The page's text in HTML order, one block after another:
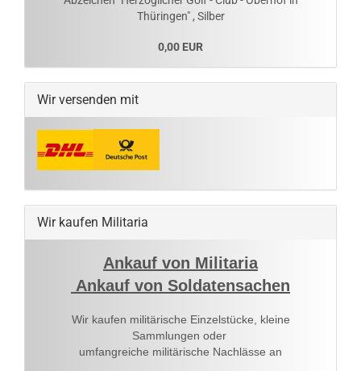
Thüringen" , Silber
0,00 EUR
Wir versenden mit
Wir kaufen Militaria
Ankauf von Militaria
Ankauf von Soldatensachen
Wir kaufen militärische Einzelstücke, kleine
Sammlungen oder
umfangreiche militärische Nachlässe an